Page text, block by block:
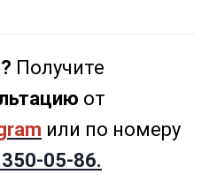
Получите
от
или по номеру
05-86.